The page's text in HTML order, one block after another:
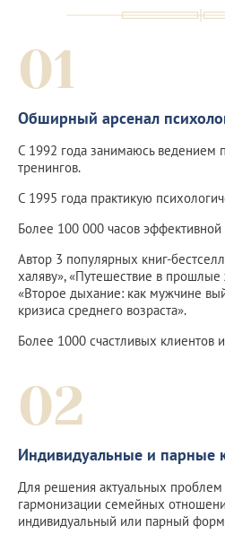
01
Обширный арсенал
С 1992 года занимаюсь ведением
тренингов.
С 1995 года практикую
Более 100 000 часов эффективной
Автор 3 популярных книг-
халяву», «Путешествие в прошлые
«Второе дыхание: как мужчине
кризиса среднего возраста».
Более 1000 счастливых клиентов
02
Индивидуальные и парные
Для решения актуальных
гармонизации семейных
индивидуальный или парный